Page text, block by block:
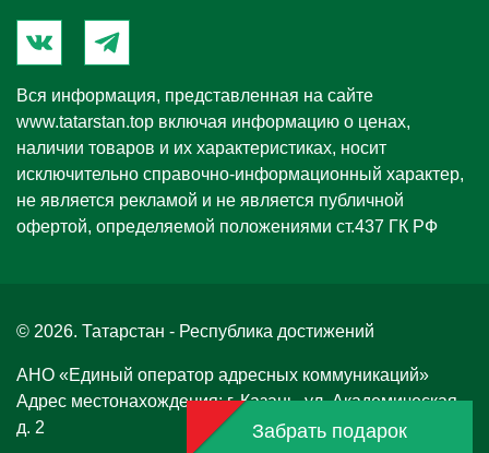
Забрать подарок
Вся информация, представленная на сайте
www.tatarstan.top включая информацию о ценах,
наличии товаров и их характеристиках, носит
исключительно справочно-информационный характер,
не является рекламой и не является публичной
офертой, определяемой положениями ст.437 ГК РФ
© 2026. Татарстан - Республика достижений
АНО «Единый оператор адресных коммуникаций»
Адрес местонахождения: г. Казань, ул. Академическая,
д. 2